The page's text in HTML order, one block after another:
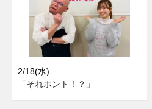
2/18(水)
「それホント！？」